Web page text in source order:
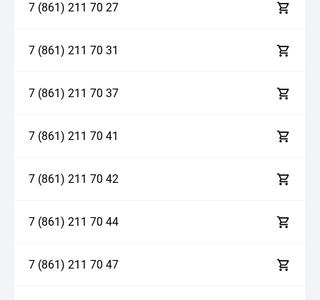
7 (861) 21 1 70 27
7 (861) 21 1 70 31
7 (861) 21 1 70 37
7 (861) 21 1 70 41
7 (861) 21 1 70 42
7 (861) 21 1 70 44
7 (861) 21 1 70 47